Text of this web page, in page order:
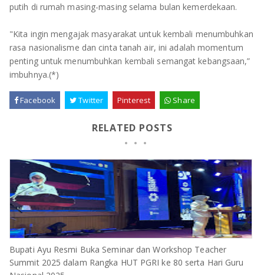
putih di rumah masing-masing selama bulan kemerdekaan.
"Kita ingin mengajak masyarakat untuk kembali menumbuhkan
rasa nasionalisme dan cinta tanah air, ini adalah momentum
penting untuk menumbuhkan kembali semangat kebangsaan,”
imbuhnya.(*)
Facebook Twitter Pinterest Share
RELATED POSTS
Bupati Ayu Resmi Buka Seminar dan Workshop Teacher
Summit 2025 dalam Rangka HUT PGRI ke 80 serta Hari Guru